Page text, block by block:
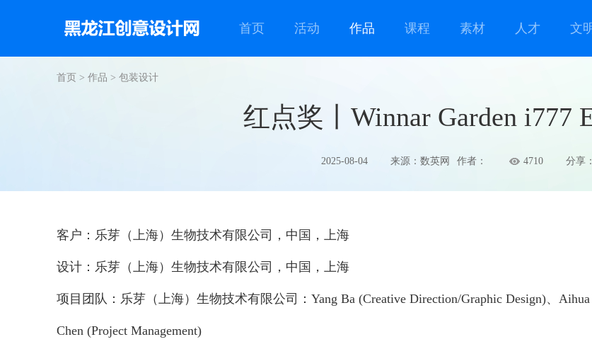
首页 活动 作品 课程 素材 人才 文
首页 > 作品 > 包装设计
红点奖丨Winnar Garden i777
2025-08-04 来源：数英网 作者： 4710 分享：
客户：乐芽（上海）生物技术有限公司，中国，上海
设计：乐芽（上海）生物技术有限公司，中国，上海
项目团队：乐芽（上海）生物技术有限公司：Yang Ba (Creative Direction/Graphic Design)、
Chen (Project Management)